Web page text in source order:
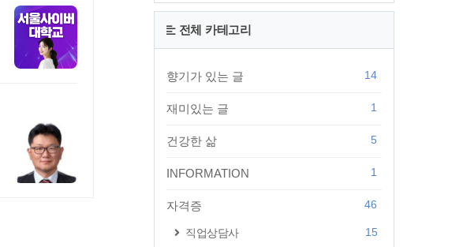
전체 카테고리
향기가 있는 글 14
재미있는 글 1
건강한 삶 5
INFORMATION 1
자격증 46
직업상담사
15